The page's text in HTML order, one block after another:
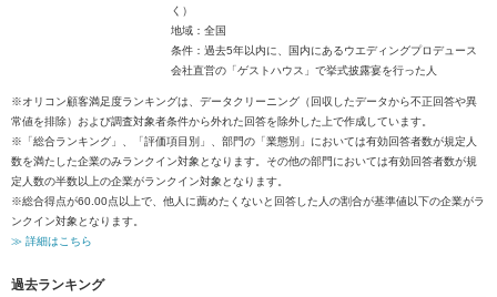
く）
地域：全国
条件：過去5年以内に、国内にあるウエディングプロデュース
会社直営の「ゲストハウス」で挙式披露宴を行った人
※オリコン顧客満足度ランキングは、データクリーニング（回収したデータから不正回答や異
常値を排除）および調査対象者条件から外れた回答を除外した上で作成しています。
※「総合ランキング」、「評価項目別」、部門の「業態別」においては有効回答者数が規定人
数を満たした企業のみランクイン対象となります。その他の部門においては有効回答者数が規
定人数の半数以上の企業がランクイン対象となります。
※総合得点が60.00点以上で、他人に薦めたくないと回答した人の割合が基準値以下の企業がラ
ンクイン対象となります。
≫ 詳細はこちら
過去ランキング